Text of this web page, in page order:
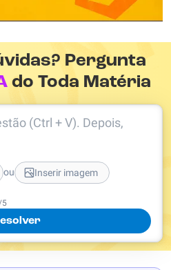
Pergunta
do Toda Matéria
/5
(Ctrl + V). Depois,
ou Inserir imagem